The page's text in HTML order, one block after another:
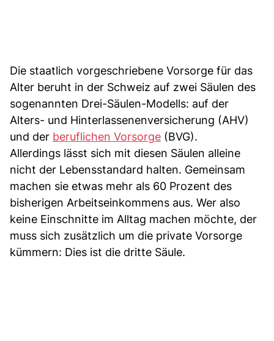
Die staatlich vorgeschriebene Vorsorge für das
Alter beruht in der Schweiz auf zwei Säulen des
sogenannten Drei-Säulen-Modells: auf der
Alters- und Hinterlassenenversicherung (AHV)
und der beruflichen Vorsorge (BVG).
Allerdings lässt sich mit diesen Säulen alleine
nicht der Lebensstandard halten. Gemeinsam
machen sie etwas mehr als 60 Prozent des
bisherigen Arbeitseinkommens aus. Wer also
keine Einschnitte im Alltag machen möchte, der
muss sich zusätzlich um die private Vorsorge
kümmern: Dies ist die dritte Säule.